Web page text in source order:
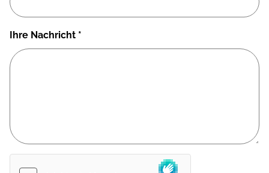
Ihre Nachricht *